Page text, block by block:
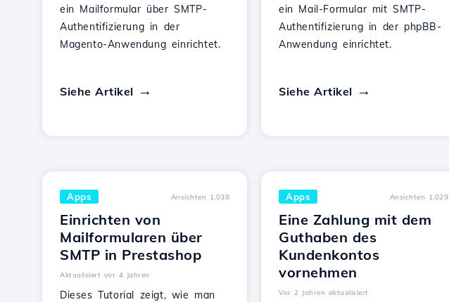
ein Mailformular über SMTP-
Authentifizierung in der
Magento-Anwendung einrichtet.
Siehe Artikel
ein Mail-Formular mit SMTP-
Authentifizierung in der phpBB-
Anwendung einrichtet.
Siehe Artikel
Apps Ansichten 1,038
Einrichten von
Mailformularen über
SMTP in Prestashop
Aktualisiert vor 4 Jahren
Dieses Tutorial zeigt, wie man
Apps Ansichten 1,029
Eine Zahlung mit dem
Guthaben des
Kundenkontos
vornehmen
Vor 2 Jahren aktualisiert